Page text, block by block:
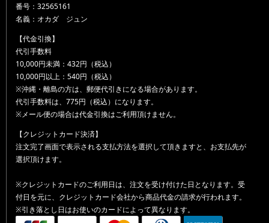
番号：32565161
名義：オカダ ジュン
【代金引換】
代引手数料
10,000円未満：432円（税込）
10,000円以上：540円（税込）
※沖縄・離島の方は、郵便代引きになる場合があります。
代引手数料は、775円（税込）になります。
※メール便の場合は代金引換はご利用頂けません。
【クレジットカード決済】
注文完了画面で表示される支払方法を選択して頂きますと、お支払先が
選択頂けます。
※クレジットカードのご利用日は、注文を受け付けた日となります。受
付日を元に、クレジットカード会社から商品代金の請求が行われます。
※引き落とし日はお使いのカードによって異なります。